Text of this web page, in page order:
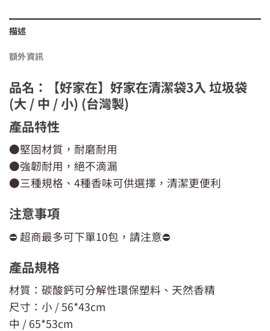
描述
額外資訊
品名：【好家在】好家在清潔袋3入 垃圾袋
(大 / 中 / 小) (台灣製)
產品特性
●堅固材質，耐磨耐用
●強韌耐用，絕不滴漏
●三種規格、4種香味可供選擇，清潔更便利
注意事項
⛔ 超商最多可下單10包，請注意⛔
產品規格
材質：碳酸鈣可分解性環保塑料、天然香精
尺寸：小 / 56*43cm
中 / 65*53cm